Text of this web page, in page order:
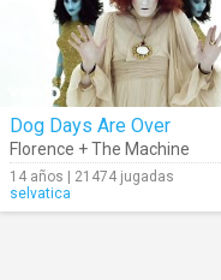
Dog Days Are Over
Florence + The Machine
14 años | 21474 jugadas
selvatica